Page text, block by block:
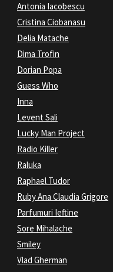
Antonia Iacobescu
Cristina Ciobanasu
Delia Matache
Dima Trofin
Dorian Popa
Guess Who
Inna
Levent Sali
Lucky Man Project
Radio Killer
Raluka
Raphael Tudor
Ruby Ana Claudia Grigore
Parfumuri Ieftine
Sore Mihalache
Smiley
Vlad Gherman